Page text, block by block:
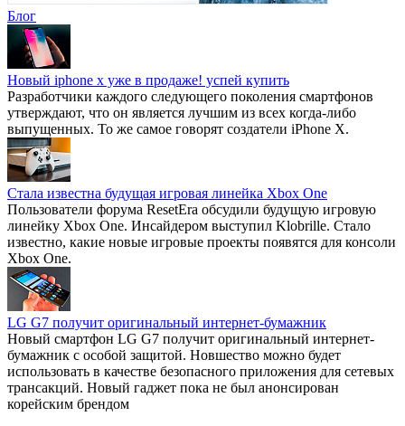
Блог
Новый iphone x уже в продаже! успей купить
Разработчики каждого следующего поколения смартфонов
утверждают, что он является лучшим из всех когда-либо
выпущенных. То же самое говорят создатели iPhone X.
Стала известна будущая игровая линейка Xbox One
Пользователи форума ResetEra обсудили будущую игровую
линейку Xbox One. Инсайдером выступил Klobrille. Стало
известно, какие новые игровые проекты появятся для консоли
Xbox One.
LG G7 получит оригинальный интернет-бумажник
Новый смартфон LG G7 получит оригинальный интернет-
бумажник с особой защитой. Новшество можно будет
использовать в качестве безопасного приложения для сетевых
трансакций. Новый гаджет пока не был анонсирован
корейским брендом